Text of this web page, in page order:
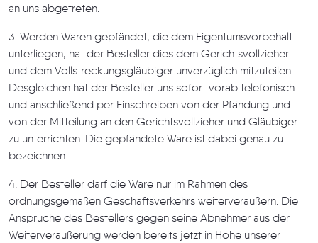
an uns abgetreten.
3. Werden Waren gepfändet, die dem Eigentumsvorbehalt
unterliegen, hat der Besteller dies dem Gerichtsvollzieher
und dem Vollstreckungsgläubiger unverzüglich mitzuteilen.
Desgleichen hat der Besteller uns sofort vorab telefonisch
und anschließend per Einschreiben von der Pfändung und
von der Mitteilung an den Gerichtsvollzieher und Gläubiger
zu unterrichten. Die gepfändete Ware ist dabei genau zu
bezeichnen.
4. Der Besteller darf die Ware nur im Rahmen des
ordnungsgemäßen Geschäftsverkehrs weiterveräußern. Die
Ansprüche des Bestellers gegen seine Abnehmer aus der
Weiterveräußerung werden bereits jetzt in Höhe unserer